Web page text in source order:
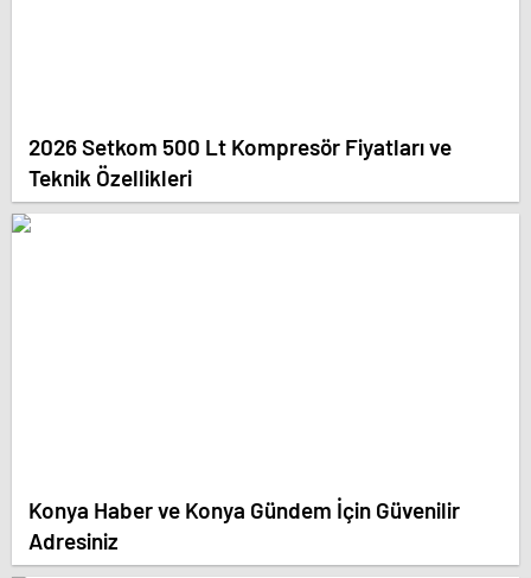
2026 Setkom 500 Lt Kompresör Fiyatları ve
Teknik Özellikleri
Konya Haber ve Konya Gündem İçin Güvenilir
Adresiniz